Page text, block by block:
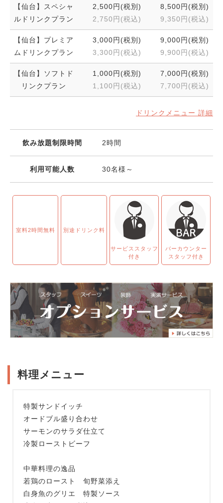
【仙台】スペシャ
ルドリンクプラン
2,500円(税別)
2,750円(税込)
8,500円(税別)
9,350円(税込)
【仙台】プレミア
ムドリンクプラン
3,000円(税別)
3,300円(税込)
9,000円(税別)
9,900円(税込)
【仙台】ソフトド
リンクプラン
1,000円(税別)
1,100円(税込)
7,000円(税別)
7,700円(税込)
ドリンクメニュー 詳細
飲み放題制限時間 2時間
利用可能人数 30名様～
室料2時間無料 別途ドリンク料
サービススタッフ
付き
バーカウンター
スタッフ付き
料理メニュー
特製サンドイッチ
オードブル盛り合わせ
サーモンのサラダ仕立て
冷製ローストビーフ
中華料理の逸品
若鶏のロースト 旬野菜添え
白身魚のグリエ 特製ソース